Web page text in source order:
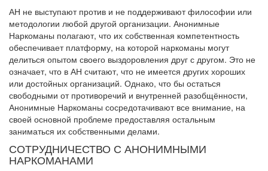
АН не выступают против и не поддерживают философии или
методологии любой другой организации. Анонимные
Наркоманы полагают, что их собственная компетентность
обеспечивает платформу, на которой наркоманы могут
делиться опытом своего выздоровления друг с другом. Это не
означает, что в АН считают, что не имеется других хороших
или достойных организаций. Однако, что бы остаться
свободными от противоречий и внутренней разобщённости,
Анонимные Наркоманы сосредотачивают все внимание, на
своей основной проблеме предоставляя остальным
заниматься их собственными делами.
СОТРУДНИЧЕСТВО С АНОНИМНЫМИ
НАРКОМАНАМИ